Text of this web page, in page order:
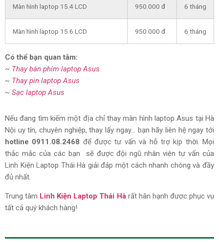
Màn hình laptop 15.4 LCD 950.000 đ 6 tháng
Màn hình laptop 15.6 LCD 950.000 đ 6 tháng
Có thể bạn quan tâm:
~ Thay bàn phím laptop Asus
~ Thay pin laptop Asus
~ Sạc laptop Asus
Nếu đang tìm kiếm một địa chỉ thay màn hình laptop Asus tại Hà
Nội uy tín, chuyên nghiệp, thay lấy ngay… bạn hãy liên hệ ngay tới
hotline 0911.08.2468 để được tư vấn và hỗ trợ kịp thời. Mọi
thắc mắc của các bạn sẽ được đội ngũ nhân viên tư vấn của
Linh Kiện Laptop Thái Hà giải đáp một cách nhanh chóng và đầy
đủ nhất.
Trung tâm Linh Kiện Laptop Thái Hàrất hân hạnh được phục vụ
tất cả quý khách hàng!